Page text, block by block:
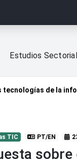
Estudios
tecnologías de la
TIC PT/EN